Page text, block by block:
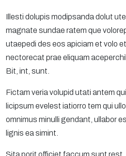
Illesti dolupis modipsanda dolut
magnate sundae ratem que
utaepedi des eos apiciam et volo
nectorecat prae eliquam
Bit, int, sunt.
Fictam veria volupid utati antem
licipsum evelest iatiorro tem qui
omnimus minulli gendant, ullabor
lignis ea simint.
Sita porit officiet faccum sunt